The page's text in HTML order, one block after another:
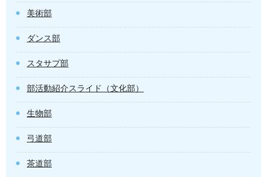
美術部
ダンス部
スタサプ部
部活動紹介スライド（文化部）
生物部
弓道部
茶道部